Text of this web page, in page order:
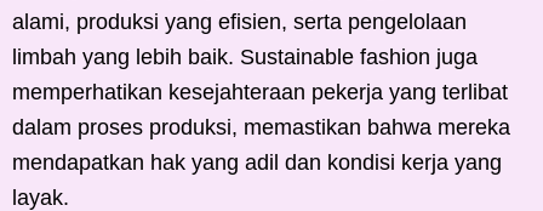
alami, produksi yang efisien, serta pengelolaan
limbah yang lebih baik. Sustainable fashion juga
memperhatikan kesejahteraan pekerja yang terlibat
dalam proses produksi, memastikan bahwa mereka
mendapatkan hak yang adil dan kondisi kerja yang
layak.